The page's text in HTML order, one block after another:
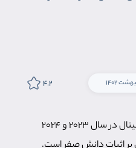
4.2
یکی از ترندهای اصلی بازار ارز دیجیتال در سال 2023 و 2024